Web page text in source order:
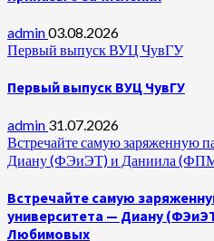
admin03.08.2026
Первый выпуск ВУЦ ЧувГУ
Первый выпуск ВУЦ ЧувГУ
admin 31.07.2026
Встречайте самую заряженную
Диану (ФЭиЭТ) и Даниила
Встречайте самую
университета — Диану
Любимовых